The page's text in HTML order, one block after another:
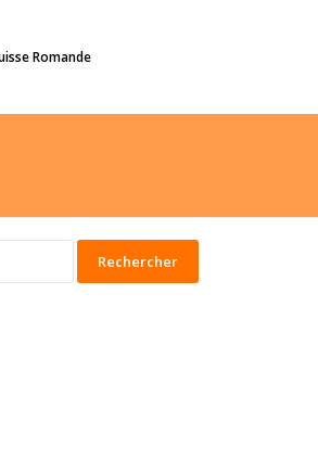
Romande
Rechercher